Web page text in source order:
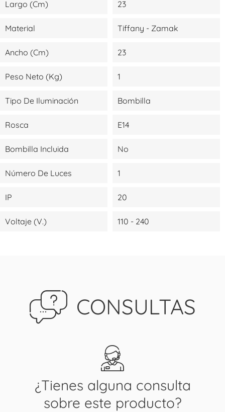
Largo (cm) 23
Material Tiffany - Zamak
Ancho (cm) 23
Peso Neto (kg) 1
Tipo De Iluminación Bombilla
Rosca E14
Bombilla Incluida No
Número De Luces 1
IP 20
Voltaje (V.) 110 - 240
CONSULTAS
¿Tienes alguna consulta
sobre este producto?